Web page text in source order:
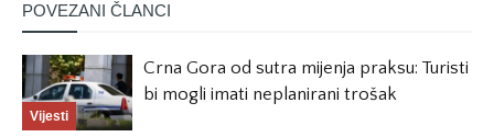
POVEZANI ČLANCI
Vijesti
Crna Gora od sutra mijenja praksu: Turisti
bi mogli imati neplanirani trošak